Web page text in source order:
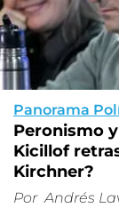
Panorama
Peronismo
Kicillof
Kirchner?
Por Andrés